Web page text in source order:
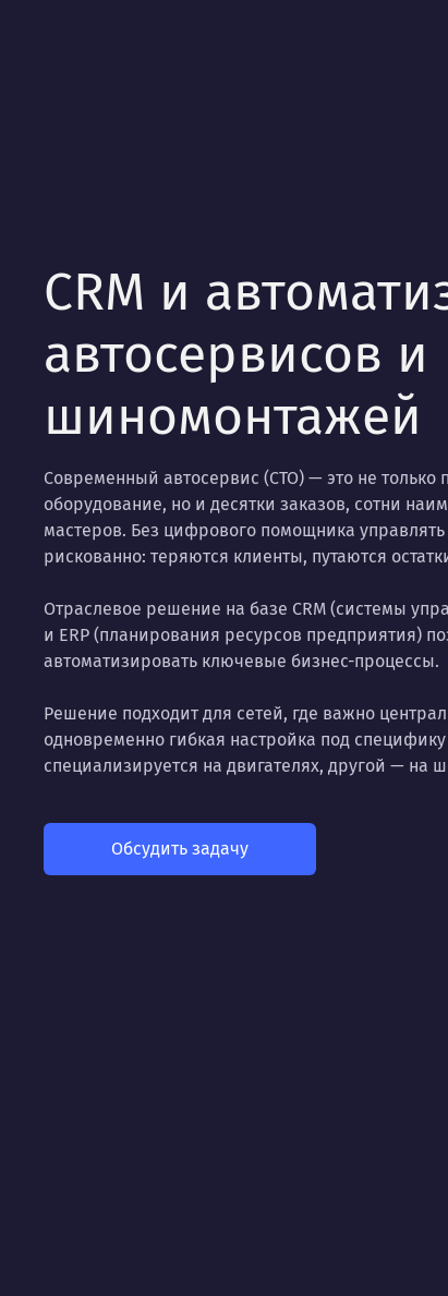
CRM и
автосервисов и
шиномонтажей
Современный автосервис (СТО) — это не только
оборудование, но и десятки заказов, сотни
мастеров. Без цифрового помощника
рискованно: теряются клиенты, путаются
Отраслевое решение на базе CRM (системы
и ERP (планирования ресурсов предприятия)
автоматизировать ключевые бизнес-процессы.
Решение подходит для сетей, где важно
одновременно гибкая настройка под
специализируется на двигателях, другой — на
Обсудить задачу